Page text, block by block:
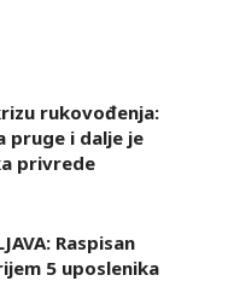
rukovođenja:
pruge i dalje je
privrede
Raspisan
5 uposlenika